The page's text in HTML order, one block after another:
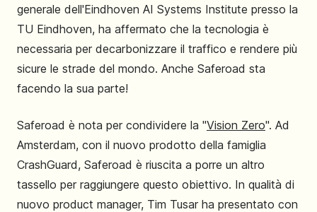
generale dell'Eindhoven AI Systems Institute presso la
TU Eindhoven, ha affermato che la tecnologia è
necessaria per decarbonizzare il traffico e rendere più
sicure le strade del mondo. Anche Saferoad sta
facendo la sua parte!
Saferoad è nota per condividere la "Vision Zero". Ad
Amsterdam, con il nuovo prodotto della famiglia
CrashGuard, Saferoad è riuscita a porre un altro
tassello per raggiungere questo obiettivo. In qualità di
nuovo product manager, Tim Tusar ha presentato con